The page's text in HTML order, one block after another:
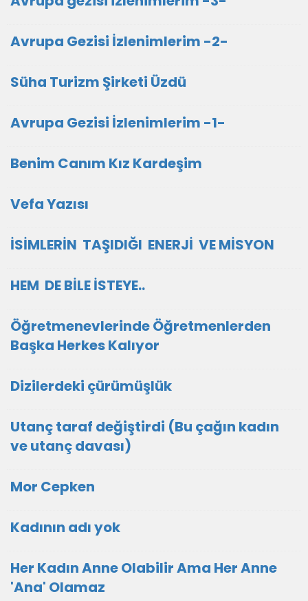
Avrupa Gezisi İzlenimlerim -2-
Süha Turizm Şirketi Üzdü
Avrupa Gezisi İzlenimlerim -1-
Benim Canım Kız Kardeşim
Vefa Yazısı
İSİMLERİN TAŞIDIĞI ENERJİ VE MİSYON
HEM DE BİLE İSTEYE..
Öğretmenevlerinde Öğretmenlerden
Başka Herkes Kalıyor
Dizilerdeki çürümüşlük
Utanç taraf değiştirdi (Bu çağın kadın
ve utanç davası)
Mor Cepken
Kadının adı yok
Her Kadın Anne Olabilir Ama Her Anne
'Ana' Olamaz